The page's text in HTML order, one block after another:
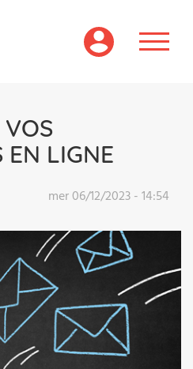
EN LIGNE
mer 06/12/2023 - 14:54